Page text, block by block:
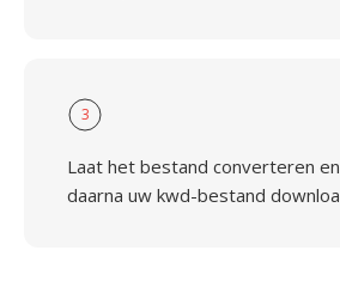
3
Laat het bestand converteren
daarna uw kwd-bestand